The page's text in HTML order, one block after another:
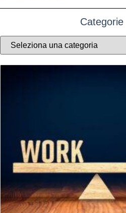
Categorie